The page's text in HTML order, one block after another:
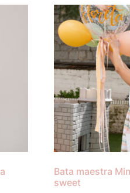
Bata maestra
sweet